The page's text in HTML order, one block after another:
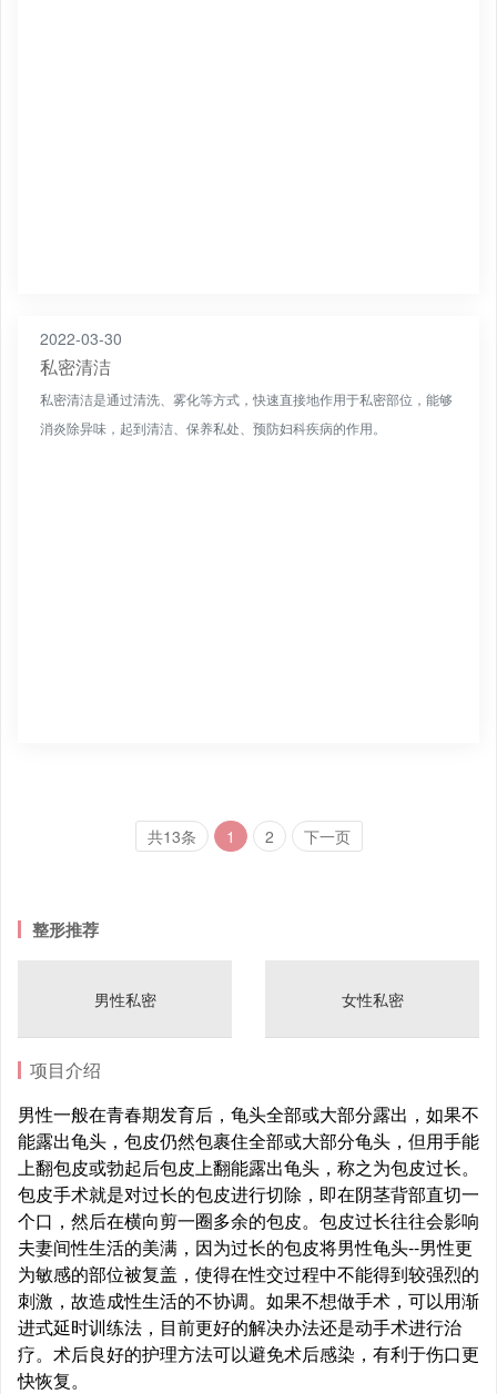
2022-03-30
私密清洁
私密清洁是通过清洗、雾化等方式，快速直接地作用于私密部位，能够
消炎除异味，起到清洁、保养私处、预防妇科疾病的作用。
共13条 1 2 下一页
整形推荐
男性私密 女性私密
项目介绍
男性一般在青春期发育后，龟头全部或大部分露出，如果不
能露出龟头，包皮仍然包裹住全部或大部分龟头，但用手能
上翻包皮或勃起后包皮上翻能露出龟头，称之为包皮过长。
包皮手术就是对过长的包皮进行切除，即在阴茎背部直切一
个口，然后在横向剪一圈多余的包皮。包皮过长往往会影响
夫妻间性生活的美满，因为过长的包皮将男性龟头--男性更
为敏感的部位被复盖，使得在性交过程中不能得到较强烈的
刺激，故造成性生活的不协调。如果不想做手术，可以用渐
进式延时训练法，目前更好的解决办法还是动手术进行治
疗。术后良好的护理方法可以避免术后感染，有利于伤口更
快恢复。